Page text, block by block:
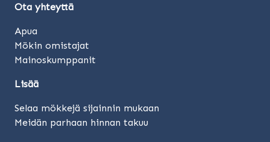
Ota yhteyttä
Apua
Mökin omistajat
Mainoskumppanit
Lisää
Selaa mökkejä sijainnin mukaan
Meidän parhaan hinnan takuu